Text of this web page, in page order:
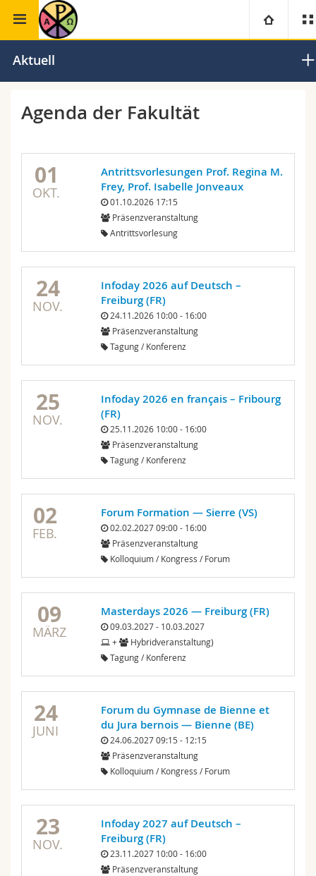
Universität
Forschung
Weiterbildung
Rechtswissenschaftliche Fak.
Wirtschafts- und Sozialwissenschaftliche Fak.
Philosophische Fak.
Fak. für Erziehungs- und Bildungswissenschaften
Math.-Nat. und Med. Fak.
Interfakultär
Studieninteressierte
Medien
Forschende
Doktorierende
Ressourcen
Personenverzeichnis
Ortsplan
Bibliotheken
Vorlesungsverzeichnis
MyUnifr
Liturgiewissenschaft
Aktuell
Agenda der Fakultät
01
OKT.
Antrittsvorlesungen Prof. Regina M.
Frey, Prof. Isabelle Jonveaux
01.10.2026 17:15
Präsenzveranstaltung
Antrittsvorlesung
24
NOV.
Infoday 2026 auf Deutsch –
Freiburg (FR)
24.11.2026 10:00 - 16:00
Präsenzveranstaltung
Tagung / Konferenz
25
NOV.
Infoday 2026 en français – Fribourg
(FR)
25.11.2026 10:00 - 16:00
Präsenzveranstaltung
Tagung / Konferenz
02
FEB.
Forum Formation — Sierre (VS)
02.02.2027 09:00 - 16:00
Präsenzveranstaltung
Kolloquium / Kongress / Forum
09
MÄRZ
Masterdays 2026 — Freiburg (FR)
09.03.2027 - 10.03.2027
+
Hybridveranstaltung)
Tagung / Konferenz
24
JUNI
Forum du Gymnase de Bienne et
du Jura bernois — Bienne (BE)
24.06.2027 09:15 - 12:15
Präsenzveranstaltung
Kolloquium / Kongress / Forum
23
NOV.
Infoday 2027 auf Deutsch –
Freiburg (FR)
23.11.2027 10:00 - 16:00
Präsenzveranstaltung